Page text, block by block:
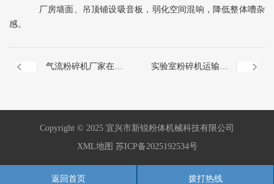
厂房墙面、吊顶铺设吸音板，弱化空间混响，降低整体嘈杂
感。
气流粉碎机厂家在高
注意事项
实验室粉碎机运输时
Copyright © 2025 宜兴市新锐粉体机械科技有限公司
XML地图 苏ICP备2025192534号
返回首页 拨打热线